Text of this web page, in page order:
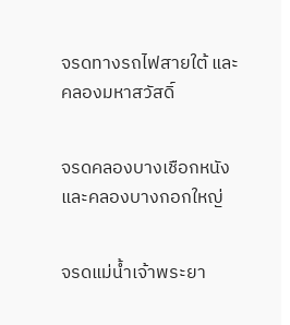
จรดทางรถไฟสายใต้ และ
คลองมหาสวัสดิ์
จรดคลองบางเชือกหนัง
และคลองบางกอกใหญ่
จรดแม่น้ำเจ้าพระยา